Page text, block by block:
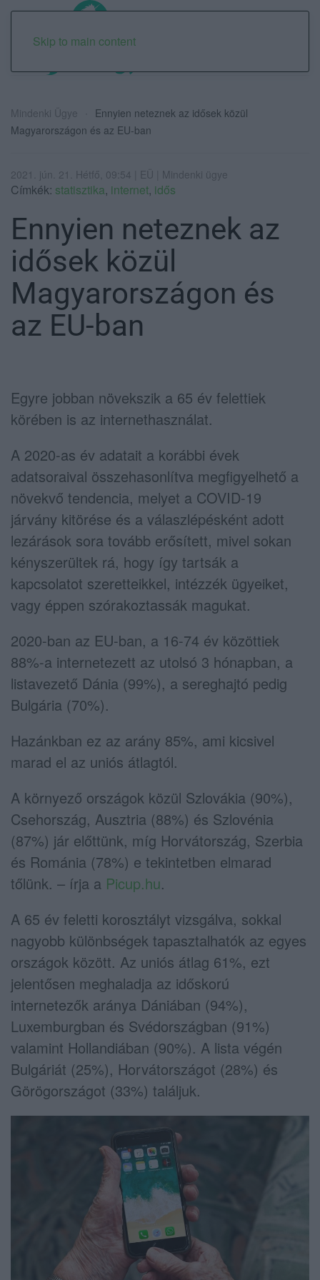
Skip to main content
Mindenki Ügye
Ennyien neteznek az idősek közül
Magyarországon és az EU-ban
2021. jún. 21. Hétfő, 09:54 | EÜ | Mindenki ügye
Címkék: statisztika, internet, idős
Ennyien neteznek az
idősek közül
Magyarországon és
az EU-ban
Egyre jobban növekszik a 65 év felettiek
körében is az internethasználat.
A 2020-as év adatait a korábbi évek
adatsoraival összehasonlítva megfigyelhető a
növekvő tendencia, melyet a COVID-19
járvány kitörése és a válaszlépésként adott
lezárások sora tovább erősített, mivel sokan
kényszerültek rá, hogy így tartsák a
kapcsolatot szeretteikkel, intézzék ügyeiket,
vagy éppen szórakoztassák magukat.
2020-ban az EU-ban, a 16-74 év közöttiek
88%-a internetezett az utolsó 3 hónapban, a
listavezető Dánia (99%), a sereghajtó pedig
Bulgária (70%).
Hazánkban ez az arány 85%, ami kicsivel
marad el az uniós átlagtól.
A környező országok közül Szlovákia (90%),
Csehország, Ausztria (88%) és Szlovénia
(87%) jár előttünk, míg Horvátország, Szerbia
és Románia (78%) e tekintetben elmarad
tőlünk. – írja a Picup.hu.
A 65 év feletti korosztályt vizsgálva, sokkal
nagyobb különbségek tapasztalhatók az egyes
országok között. Az uniós átlag 61%, ezt
jelentősen meghaladja az időskorú
internetezők aránya Dániában (94%),
Luxemburgban és Svédországban (91%)
valamint Hollandiában (90%). A lista végén
Bulgáriát (25%), Horvátországot (28%) és
Görögországot (33%) találjuk.